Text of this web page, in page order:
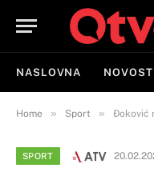
NASLOVNA
Home » Sport » Đoković
SPORT